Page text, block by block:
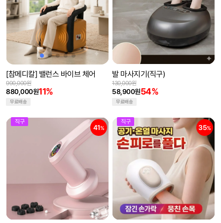
[참메디칼] 밸런스 바이브 체어
880,000원11%
990,000원
무료배송
발 마사지기(직구)
58,900원54%
130,000원
무료배송
직구
41%
직구
35%